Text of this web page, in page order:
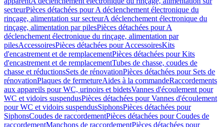
secteurPièces détachées pour A déclenchement électronique du
rinçage, alimentation sur secteurA déclenchement électronique du
rinçage, alimentation par pilesPièces détachées pour A
déclenchement électronique du rinçage, alimentation par
pilesAccessoiresPièces détachées pour AccessoiresKits
d'encastrement et de remplacementPièces détachées pour Kits
d'encastrement et de remplacementTubes de chasse, coudes de
chasse et réductionsSets de rénovationPièces détachées pour Sets de
rénovationPlaques de fermetureAides à la commandeRaccordements
aux appareils pour WC, urinoirs et bidetsVannes d'écoulement pour
WC et vidoirs suspendusPièces détachées pour Vannes d'écoulement
pour WC et vidoirs suspendusSiphonsPièces détachées pour
SiphonsCoudes de raccordementPièces détachées pour Coudes de
raccordementManchons de raccordementPièces détachées pour